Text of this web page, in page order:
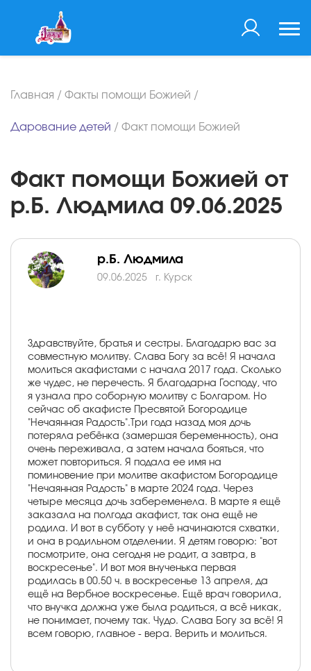
Главная / Факты помощи Божией /
Дарование детей / Факт помощи Божией
Факт помощи Божией от
р.Б. Людмила 09.06.2025
р.Б. Людмила
09.06.2025 г. Курск
Здравствуйте, братья и сестры. Благодарю вас за
совместную молитву. Слава Богу за всё! Я начала
молиться акафистами с начала 2017 года. Сколько
же чудес, не перечесть. Я благодарна Господу, что
я узнала про соборную молитву с Болгаром. Но
сейчас об акафисте Пресвятой Богородице
"Нечаянная Радость".Три года назад моя дочь
потеряла ребёнка (замершая беременность), она
очень переживала, а затем начала бояться, что
может повториться. Я подала ее имя на
поминовение при молитве акафистом Богородице
"Нечаянная Радость" в марте 2024 года. Через
четыре месяца дочь забеременела. В марте я ещё
заказала на полгода акафист, так она ещё не
родила. И вот в субботу у неё начинаются схватки,
и она в родильном отделении. Я детям говорю: "вот
посмотрите, она сегодня не родит, а завтра, в
воскресенье". И вот моя внученька первая
родилась в 00.50 ч. в воскресенье 13 апреля, да
ещё на Вербное воскресенье. Ещё врач говорила,
что внучка должна уже была родиться, а всё никак,
не понимает, почему так. Чудо. Слава Богу за всё! Я
всем говорю, главное - вера. Верить и молиться.